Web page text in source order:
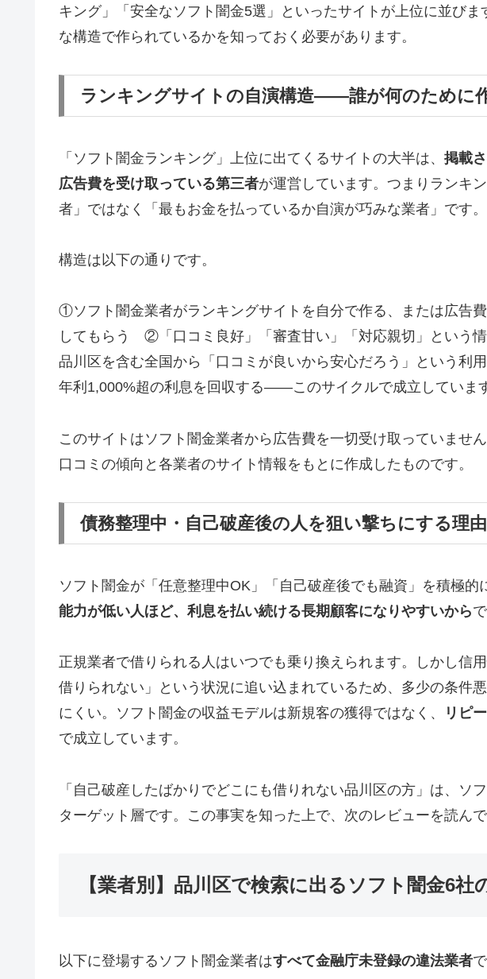
キング」「安全なソフト闇金5選」といったサイトが上位に並びま
な構造で作られているかを知っておく必要があります。
ランキングサイトの自演構造——誰が何のために
「ソフト闇金ランキング」上位に出てくるサイトの大半は、 掲載
広告費を受け取っている第三者が運営しています。つまりランキ
者」ではなく「最もお金を払っているか自演が巧みな業者」です。
構造は以下の通りです。
①ソフト闇金業者がランキングサイトを自分で作る、または広告
してもらう ②「口コミ良好」「審査甘い」「対応親切」という
品川区を含む全国から「口コミが良いから安心だろう」という
年利1,000%超の利息を回収する——このサイクルで成立していま
このサイトはソフト闇金業者から広告費を一切受け取っていませ
口コミの傾向と各業者のサイト情報をもとに作成したものです。
債務整理中・自己破産後の人を狙い撃ちにする理由
ソフト闇金が「任意整理中OK」「自己破産後でも融資」を積極的
能力が低い人ほど、利息を払い続ける長期顧客になりやすいから
正規業者で借りられる人はいつでも乗り換えられます。しかし信
借りられない」という状況に追い込まれているため、多少の条件
にくい。ソフト闇金の収益モデルは新規客の獲得ではなく、
リピ
で成立しています。
「自己破産したばかりでどこにも借りれない品川区の方」は、ソ
ターゲット層です。この事実を知った上で、次のレビューを読んで
【業者別】品川区で検索に出るソフト闇金6社
以下に登場するソフト闇金業者はすべて金融庁未登録の違法業者